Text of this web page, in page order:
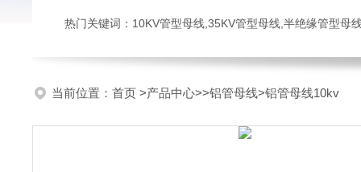
热门关键词：10KV管型母线,35KV管型母线,半绝缘管型母
当前位置： 首页 >产品中心>>铝管母线>铝管母线10kv